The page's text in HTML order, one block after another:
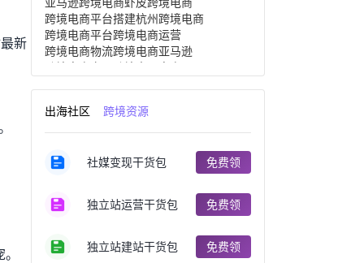
新
跨境电商平台搭建杭州跨境电商
跨境电商平台跨境电商运营
跨境电商物流跨境电商亚马逊
跨境电商产品
跨境出口电商
跨境电商分析进口跨境电商
跨境电商服务广州跨境电商
跨境电商注册跨境电商开店
跨境电商商品个人跨境电商
跨境电商案例国内跨境电商
郑州跨境电商跨境电商趋势
出海社区 跨境资源
社媒变现干货包 免费领
独立站运营干货包 免费领
独立站建站干货包 免费领